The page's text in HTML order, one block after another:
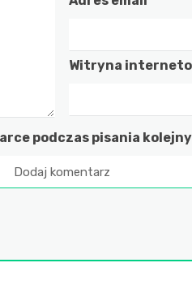
Witryna
podczas pisania